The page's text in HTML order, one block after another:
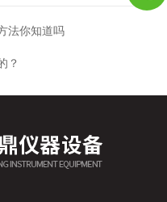
法你知道吗
？